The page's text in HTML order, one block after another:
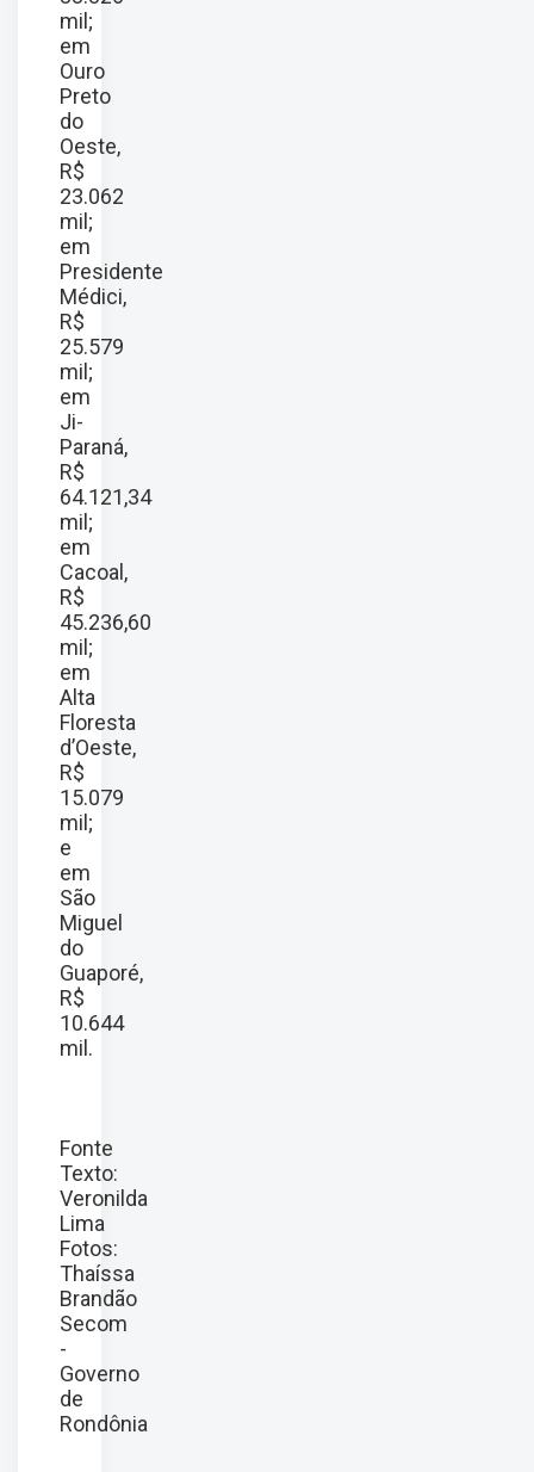
mil;
em
Ouro
Preto
do
Oeste,
R$
23.062
mil;
em
Presidente
Médici,
R$
25.579
mil;
em
Ji-
Paraná,
R$
64.121,34
mil;
em
Cacoal,
R$
45.236,60
mil;
em
Alta
Floresta
d’Oeste,
R$
15.079
mil;
e
em
São
Miguel
do
Guaporé,
R$
10.644
mil.
Fonte
Texto:
Veronilda
Lima
Fotos:
Thaíssa
Brandão
Secom
-
Governo
de
Rondônia